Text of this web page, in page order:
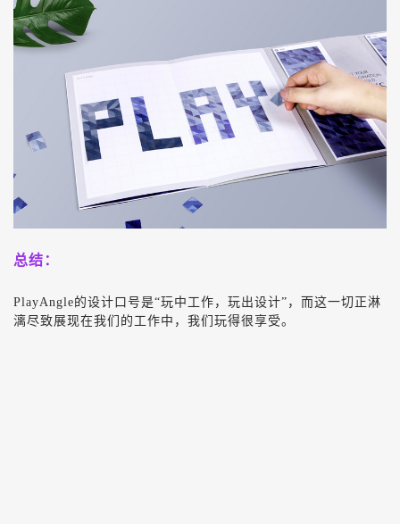
总结：
PlayAngle的设计口号是“玩中工作，玩出设计”，而这一切正淋
漓尽致展现在我们的工作中，我们玩得很享受。